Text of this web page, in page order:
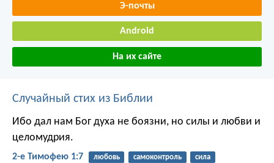
Э-почты
Android
На их сайте
Случайный стих из Библии
Ибо дал нам Бог духа не боязни, но силы и любви и
целомудрия.
2-е Тимофею 1:7 любовь самоконтроль сила